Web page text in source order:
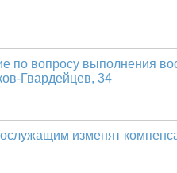
по вопросу выполнения
Гвардейцев, 34
изменят